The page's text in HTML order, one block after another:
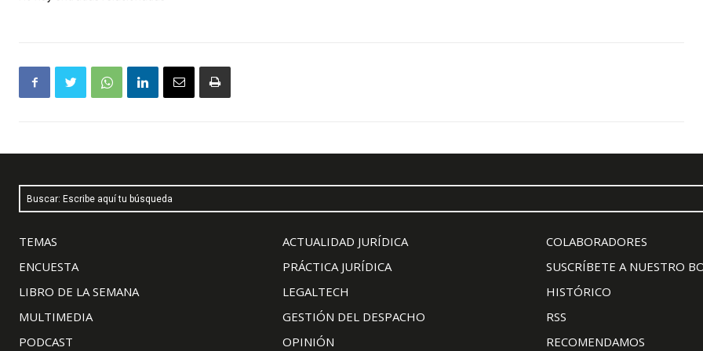
Buscar: Escribe aquí tu búsqueda
TEMAS
ENCUESTA
LIBRO DE LA SEMANA
MULTIMEDIA
PODCAST
ACTUALIDAD JURÍDICA
PRÁCTICA JURÍDICA
LEGALTECH
GESTIÓN DEL DESPACHO
OPINIÓN
COLABORADORES
SUSCRÍBETE A NUESTRO
HISTÓRICO
RSS
RECOMENDAMOS